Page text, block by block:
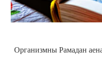
Организмны Рамадан